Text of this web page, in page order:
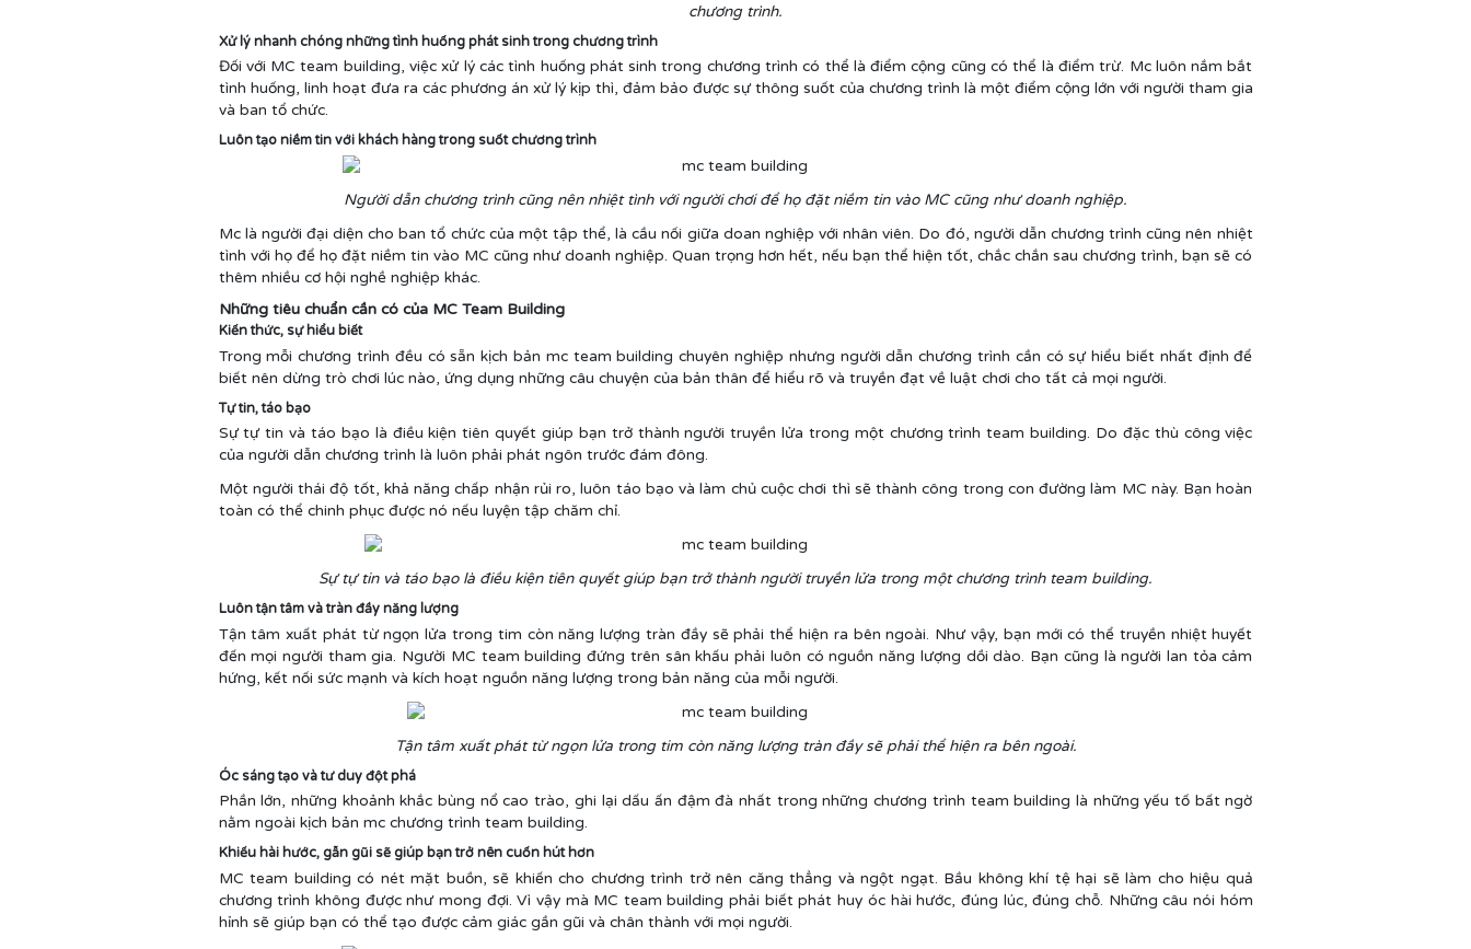
chương trình.
Xử lý nhanh chóng những tình huống phát sinh trong chương trình
Đối với MC team building, việc xử lý các tình huống phát sinh trong chương trình có thể là điểm cộng cũng có thể là điểm trừ. Mc luôn nắm bắt
tình huống, linh hoạt đưa ra các phương án xử lý kịp thì, đảm bảo được sự thông suốt của chương trình là một điểm cộng lớn với người tham gia
và ban tổ chức.
Luôn tạo niềm tin với khách hàng trong suốt chương trình
Người dẫn chương trình cũng nên nhiệt tình với người chơi để họ đặt niềm tin vào MC cũng như doanh nghiệp.
Mc là người đại diện cho ban tổ chức của một tập thể, là cầu nối giữa doan nghiệp với nhân viên. Do đó, người dẫn chương trình cũng nên nhiệt
tình với họ để họ đặt niềm tin vào MC cũng như doanh nghiệp. Quan trọng hơn hết, nếu bạn thể hiện tốt, chắc chắn sau chương trình, bạn sẽ có
thêm nhiều cơ hội nghề nghiệp khác.
Những tiêu chuẩn cần có của MC Team Building
Kiến thức, sự hiểu biết
Trong mỗi chương trình đều có sẵn kịch bản mc team building chuyên nghiệp nhưng người dẫn chương trình cần có sự hiểu biết nhất định để
biết nên dừng trò chơi lúc nào, ứng dụng những câu chuyện của bản thân để hiểu rõ và truyền đạt về luật chơi cho tất cả mọi người.
Tự tin, táo bạo
Sự tự tin và táo bạo là điều kiện tiên quyết giúp bạn trở thành người truyền lửa trong một chương trình team building. Do đặc thù công việc
của người dẫn chương trình là luôn phải phát ngôn trước đám đông.
Một người thái độ tốt, khả năng chấp nhận rủi ro, luôn táo bạo và làm chủ cuộc chơi thì sẽ thành công trong con đường làm MC này. Bạn hoàn
toàn có thể chinh phục được nó nếu luyện tập chăm chỉ.
Sự tự tin và táo bạo là điều kiện tiên quyết giúp bạn trở thành người truyền lửa trong một chương trình team building.
Luôn tận tâm và tràn đầy năng lượng
Tận tâm xuất phát từ ngọn lửa trong tim còn năng lượng tràn đầy sẽ phải thể hiện ra bên ngoài. Như vậy, bạn mới có thể truyền nhiệt huyết
đến mọi người tham gia. Người MC team building đứng trên sân khấu phải luôn có nguồn năng lượng dồi dào. Bạn cũng là người lan tỏa cảm
hứng, kết nối sức mạnh và kích hoạt nguồn năng lượng trong bản năng của mỗi người.
Tận tâm xuất phát từ ngọn lửa trong tim còn năng lượng tràn đầy sẽ phải thể hiện ra bên ngoài.
Óc sáng tạo và tư duy đột phá
Phần lớn, những khoảnh khắc bùng nổ cao trào, ghi lại dấu ấn đậm đà nhất trong những chương trình team building là những yếu tố bất ngờ
nằm ngoài kịch bản mc chương trình team building.
Khiếu hài hước, gẫn gũi sẽ giúp bạn trở nên cuốn hút hơn
MC team building có nét mặt buồn, sẽ khiến cho chương trình trở nên căng thẳng và ngột ngạt. Bầu không khí tệ hại sẽ làm cho hiệu quả
chương trình không được như mong đợi. Vì vậy mà MC team building phải biết phát huy óc hài hước, đúng lúc, đúng chỗ. Những câu nói hóm
hỉnh sẽ giúp bạn có thể tạo được cảm giác gần gũi và chân thành với mọi người.